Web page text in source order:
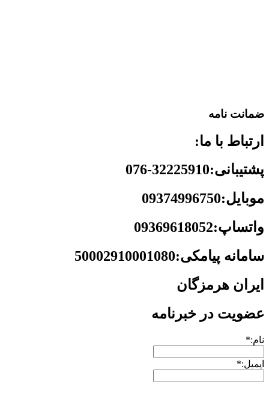
ضمانت نامه
ارتباط با ما:
پشتیبانی:32225910-076
موبایل:09374996750
واتساپ:09369618052
سامانه پیامکی:50002910001080
ایران هرمزگان
عضویت در خبرنامه
نام:*
ایمیل:*